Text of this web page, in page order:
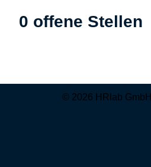
0 offene Stellen
© 2026 HRlab GmbH